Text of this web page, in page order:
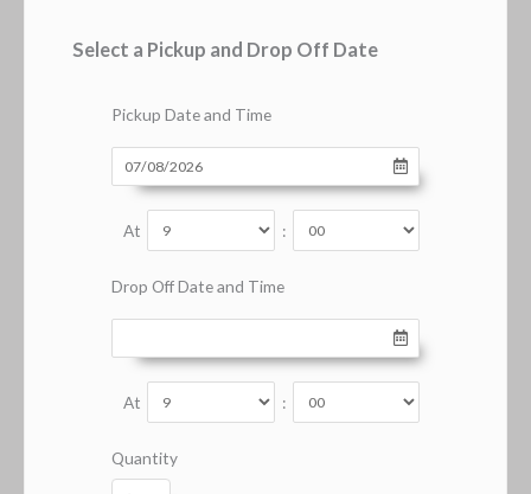
Select a Pickup and Drop Off Date
Pickup Date and Time
At :
Drop Off Date and Time
At :
Quantity